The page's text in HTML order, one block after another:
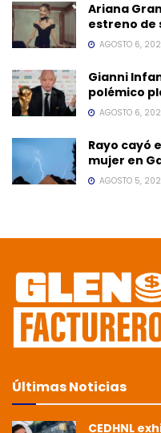
Ariana
estreno de
AGOSTO 6,
Gianni
polémico
AGOSTO 6,
Rayo cayó
mujer en
AGOSTO 5,
Últimas Noticias
CEDHNL